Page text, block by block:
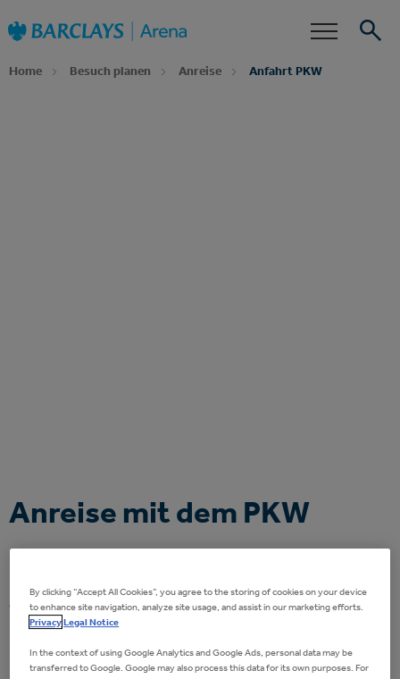
Startseite
Barrierefreiheit
Suche
Home Besuch planen Anreise Anfahrt PKW
Anreise mit dem PKW
Navigation
An Veranstaltungstagen ist die Uwe-Seeler-Allee (ehem.
Sylvesterallee) komplett gesperrt und ausschließlich für
By clicking “Accept All Cookies”, you agree to the storing of cookies on your device
to enhance site navigation, analyze site usage, and assist in our marketing efforts.
PrivacyLegal Notice
In the context of using Google Analytics and Google Ads, personal data may be
transferred to Google. Google may also process this data for its own purposes. For